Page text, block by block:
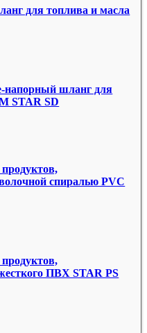
для топлива и масла
напорный шланг для
STAR SD
спиралью PVC
ПВХ STAR PS